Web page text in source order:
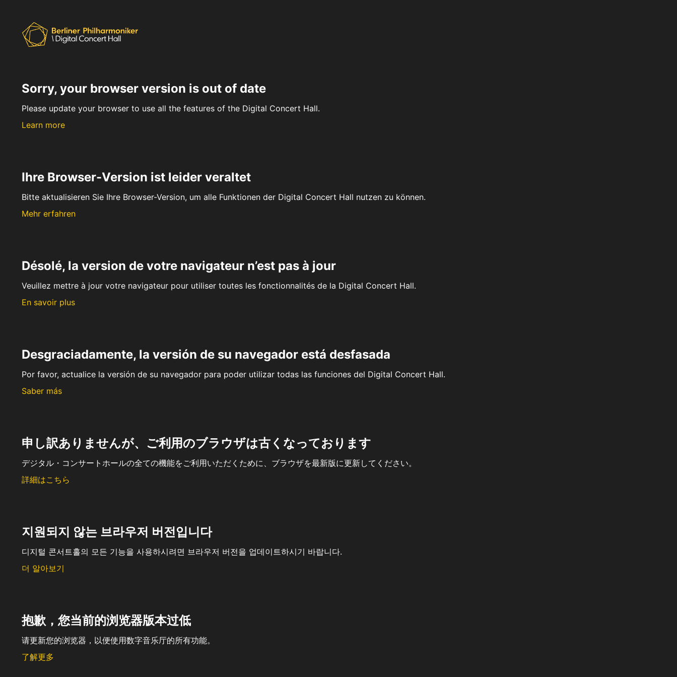
Sorry, your browser version is out of date
Please update your browser to use all the features of the Digital Concert Hall.
Learn more
Ihre Browser-Version ist leider veraltet
Bitte aktualisieren Sie Ihre Browser-Version, um alle Funktionen der Digital Concert Hall nutzen zu können.
Mehr erfahren
Désolé, la version de votre navigateur n’est pas à jour
Veuillez mettre à jour votre navigateur pour utiliser toutes les fonctionnalités de la Digital Concert Hall.
En savoir plus
Desgraciadamente, la versión de su navegador está desfasada
Por favor, actualice la versión de su navegador para poder utilizar todas las funciones del Digital Concert Hall.
Saber más
申し訳ありませんが、ご利用のブラウザは古くなっております
デジタル・コンサートホールの全ての機能をご利用いただくために、ブラウザを最新版に更新してください。
詳細はこちら
지원되지 않는 브라우저 버전입니다
디지털 콘서트홀의 모든 기능을 사용하시려면 브라우저 버전을 업데이트하시기 바랍니다.
더 알아보기
抱歉，您当前的浏览器版本过低
请更新您的浏览器，以便使用数字音乐厅的所有功能。
了解更多